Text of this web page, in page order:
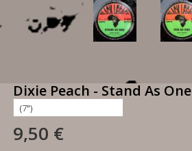
Dixie Peach - Stand As One
9,50 €